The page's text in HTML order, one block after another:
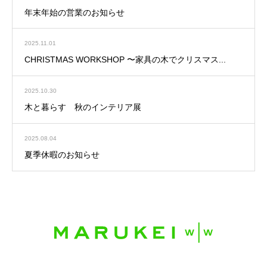
年末年始の営業のお知らせ
2025.11.01
CHRISTMAS WORKSHOP 〜家具の木でクリスマス...
2025.10.30
木と暮らす 秋のインテリア展
2025.08.04
夏季休暇のお知らせ